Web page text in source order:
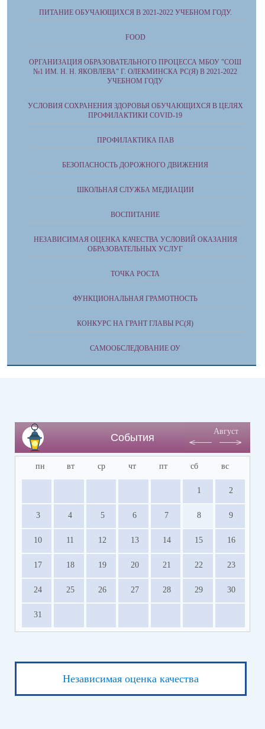
ПИТАНИЕ ОБУЧАЮЩИХСЯ В 2021-2022 УЧЕБНОМ ГОДУ.
FOOD
ОРГАНИЗАЦИЯ ОБРАЗОВАТЕЛЬНОГО ПРОЦЕССА МБОУ "СОШ
№1 ИМ. Н. Н. ЯКОВЛЕВА" Г. ОЛЕКМИНСКА РС(Я) В 2021-2022
УЧЕБНОМ ГОДУ
УСЛОВИЯ СОХРАНЕНИЯ ЗДОРОВЬЯ ОБУЧАЮЩИХСЯ В ЦЕЛЯХ
ПРОФИЛАКТИКИ COVID-19
ПРОФИЛАКТИКА ПАВ
БЕЗОПАСНОСТЬ ДОРОЖНОГО ДВИЖЕНИЯ
ШКОЛЬНАЯ СЛУЖБА МЕДИАЦИИ
ВОСПИТАНИЕ
НЕЗАВИСИМАЯ ОЦЕНКА КАЧЕСТВА УСЛОВИЙ ОКАЗАНИЯ
ОБРАЗОВАТЕЛЬНЫХ УСЛУГ
ТОЧКА РОСТА
ФУНКЦИОНАЛЬНАЯ ГРАМОТНОСТЬ
КОНКУРС НА ГРАНТ ГЛАВЫ РС(Я)
САМООБСЛЕДОВАНИЕ ОУ
События
Август
пн вт ср чт пт сб вс
1 2
3 4 5 6 7 8 9
10 11 12 13 14 15 16
17 18 19 20 21 22 23
24 25 26 27 28 29 30
31
Независимая оценка качества